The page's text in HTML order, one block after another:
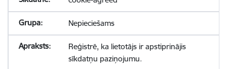
Nepieciešams
Reģistrē, ka lietotājs ir apstiprinājis
sīkdatņu paziņojumu.